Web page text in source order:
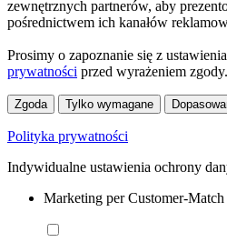
zewnętrznych partnerów, aby
pośrednictwem ich kanałów
Prosimy o zapoznanie się z
prywatności przed wyrażeniem zgody.
Zgoda Tylko wymagane
Polityka prywatności
Indywidualne ustawienia ochrony
Marketing per Customer-Match